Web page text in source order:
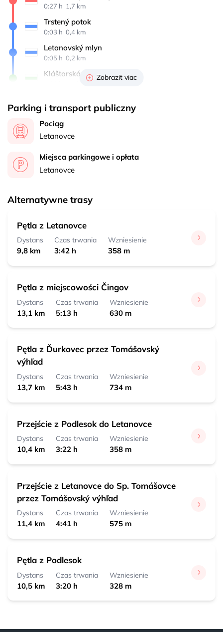
0:27 h 1,7 km
Trstený potok
0:03 h 0,4 km
Letanovský mlyn
0:05 h 0,2 km
Kláštorská roklina, ústie
1:00 h 1,2 km
Kláštorisko, lúka
0:06 h 0,4 km
0:20 h 1,1 km
Biely potok, ústie
Lesnica, ústie
0:30 h 1,8 km
Čingov, centrum
0:10 h 0,5 km
Zobrazit viac
Parking i transport publiczny
Pociąg
Letanovce
Miejsca parkingowe i opłata
Letanovce
Alternatywne trasy
Pętla z Letanovce
Dystans
9,8 km
Czas trwania
3:42 h
Wzniesienie
358 m
Pętla z miejscowości Čingov
Dystans
13,1 km
Czas trwania
5:13 h
Wzniesienie
630 m
Pętla z Ďurkovec przez Tomášovský
výhľad
Dystans
13,7 km
Czas trwania
5:43 h
Wzniesienie
734 m
Przejście z Podlesok do Letanovce
Dystans
10,4 km
Czas trwania
3:22 h
Wzniesienie
358 m
Przejście z Letanovce do Sp. Tomášovce
przez Tomášovský výhľad
Dystans
11,4 km
Czas trwania
4:41 h
Wzniesienie
575 m
Pętla z Podlesok
Dystans
10,5 km
Czas trwania
3:20 h
Wzniesienie
328 m